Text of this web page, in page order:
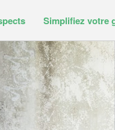
Simplifiez votre